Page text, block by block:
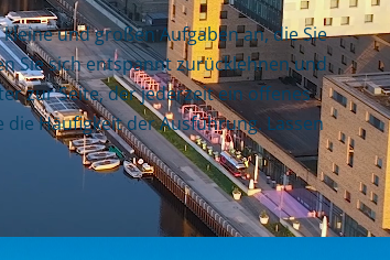
und großen Aufgaben an, die Sie
Sie sich entspannt zurücklehnen und
zur Seite, der jederzeit ein offenes
Häufigkeit der Ausführung. Lassen